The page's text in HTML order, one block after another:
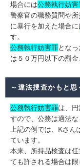
場合には公務執行妨害
警察官の職務質問や
に暴行を加えた場合に
す。
公務執行妨害罪とな
は５０万円以下の罰金
～違法捜査かもと思
公務執行妨害罪は、
すので、公務は適法な
上記の例では、Kさん
ています。
本来、所持品検査は
ても許される場合は限